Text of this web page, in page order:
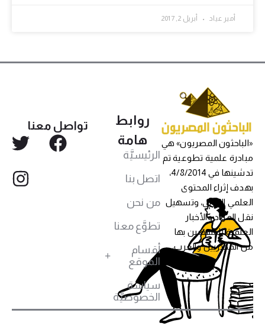
أمير عياد أبريل 2, 2017
«الباحثون المصريون» هي
مبادرة علمية تطوعية تم
تدشينها في 4/8/2014،
بهدف إثراء المحتوى
العلمي العربي، وتسهيل
نقل المواد والأخبار
العلمية للمهتمين بها
من المصريين والعرب،
روابط
هامة
الرئيسيَّة
اتصل بنا
من نحن
تطوَّع معنا
أقسام
الموقع
سياسة
الخصوصيَّة
تواصل معنا